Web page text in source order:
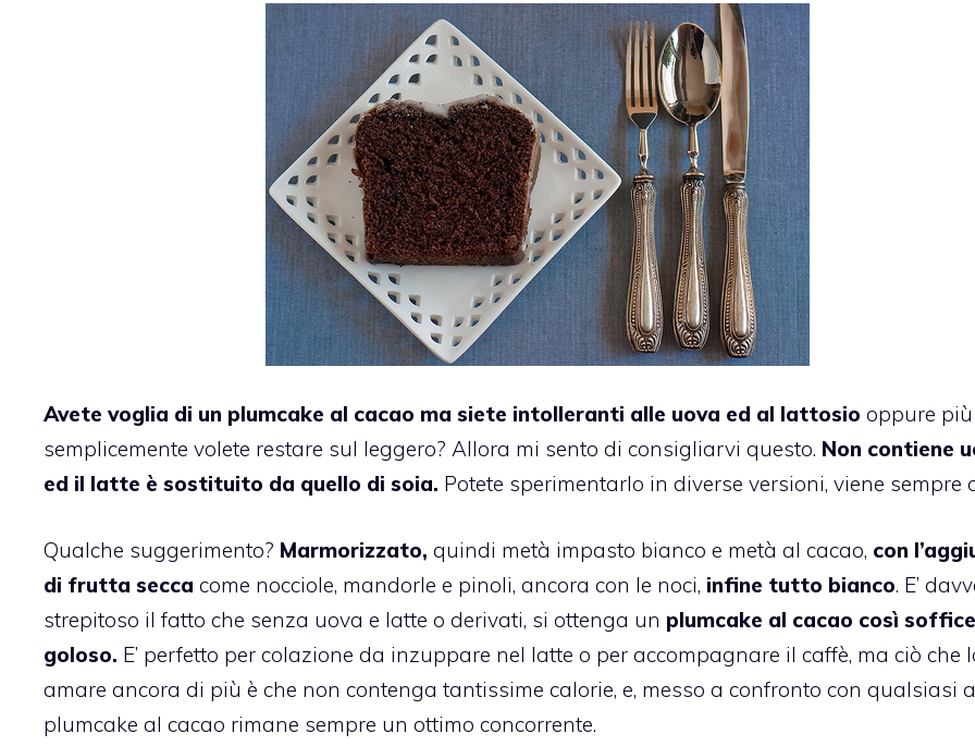
Avete voglia di un plumcake al cacao ma siete intolleranti alle uova ed al lattosio oppure più
semplicemente volete restare sul leggero? Allora mi sento di consigliarvi questo. Non contiene
ed il latte è sostituito da quello di soia. Potete sperimentarlo in diverse versioni, viene sempre
Qualche suggerimento? Marmorizzato, quindi metà impasto bianco e metà al cacao, con
di frutta secca come nocciole, mandorle e pinoli, ancora con le noci, infine tutto bianco. E’
strepitoso il fatto che senza uova e latte o derivati, si ottenga un plumcake al cacao così
goloso. E’ perfetto per colazione da inzuppare nel latte o per accompagnare il caffè, ma ciò che
amare ancora di più è che non contenga tantissime calorie, e, messo a confronto con qualsiasi
plumcake al cacao rimane sempre un ottimo concorrente.